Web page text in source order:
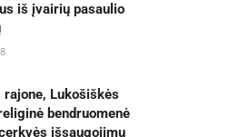
iš įvairių pasaulio
rajone, Lukošiškės
bendruomenė
išsaugojimu